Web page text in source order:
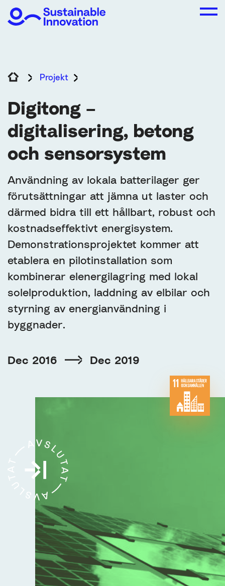
Projekt
Digitong –
digitalisering, betong
och sensorsystem
Användning av lokala batterilager ger
förutsättningar att jämna ut laster och
därmed bidra till ett hållbart, robust och
kostnadseffektivt energisystem.
Demonstrationsprojektet kommer att
etablera en pilotinstallation som
kombinerar elenergilagring med lokal
solelproduktion, laddning av elbilar och
styrning av energianvändning i
byggnader.
Dec 2016 Dec 2019